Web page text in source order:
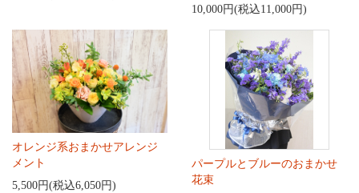
10,000円(税込11,000円)
オレンジ系おまかせアレンジ
メント
5,500円(税込6,050円)
パープルとブルーのおまかせ
花束